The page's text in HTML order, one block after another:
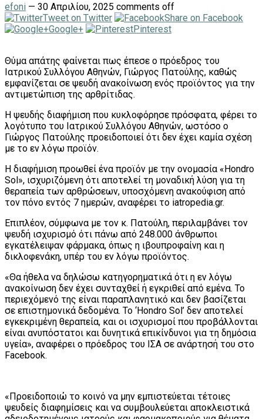
efoni — 30 Απριλίου, 2025 comments off
Tweet on Twitter
Share on Facebook
Google+
Pinterest
Θύμα απάτης φαίνεται πως έπεσε ο πρόεδρος του
Ιατρικού Συλλόγου Αθηνών, Γιώργος Πατούλης, καθώς
εμφανίζεται σε ψευδή ανακοίνωση ενός προϊόντος για την
αντιμετώπιση της αρθρίτιδας.
Η ψευδής διαφήμιση που κυκλοφόρησε πρόσφατα, φέρει το
λογότυπο του Ιατρικού Συλλόγου Αθηνών, ωστόσο ο
Γιώργος Πατούλης προειδοποιεί ότι δεν έχει καμία σχέση
με το εν λόγω προϊόν.
Η διαφήμιση προωθεί ένα προϊόν με την ονομασία «Hondro
Sol», ισχυριζόμενη ότι αποτελεί τη μοναδική λύση για τη
θεραπεία των αρθρώσεων, υποσχόμενη ανακούφιση από
τον πόνο εντός 7 ημερών, αναφέρει το iatropedia.gr.
Επιπλέον, σύμφωνα με τον κ. Πατούλη, περιλαμβάνει τον
ψευδή ισχυρισμό ότι πάνω από 248.000 άνθρωποι
εγκατέλειψαν φάρμακα, όπως η ιβουπροφαίνη και η
δικλοφενάκη, υπέρ του εν λόγω προϊόντος.
«Θα ήθελα να δηλώσω κατηγορηματικά ότι η εν λόγω
ανακοίνωση δεν έχει συνταχθεί ή εγκριθεί από εμένα. Το
περιεχόμενό της είναι παραπλανητικό και δεν βασίζεται
σε επιστημονικά δεδομένα. Το ‘Hondro Sol’ δεν αποτελεί
εγκεκριμένη θεραπεία, και οι ισχυρισμοί που προβάλλονται
είναι ανυπόστατοι και δυνητικά επικίνδυνοι για τη δημόσια
υγεία», αναφέρει ο πρόεδρος του ΙΣΑ σε ανάρτησή του στο
Facebook.
«Προειδοποιώ το κοινό να μην εμπιστεύεται τέτοιες
ψευδείς διαφημίσεις και να συμβουλεύεται αποκλειστικά